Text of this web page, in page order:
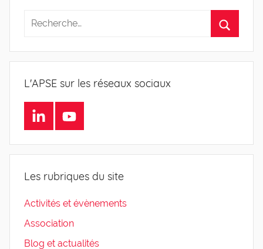
L'APSE sur les réseaux sociaux
LinkedInYoutube
Les rubriques du site
Activités et évènements
Association
Blog et actualités